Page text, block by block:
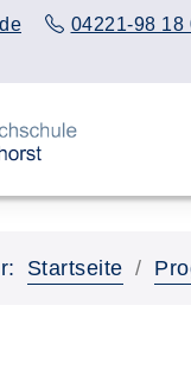
04221-98 18
Startseite